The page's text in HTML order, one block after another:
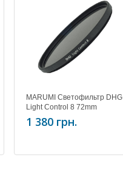
MARUMI Светофильтр DHG
Light Control 8 72mm
1 380 грн.